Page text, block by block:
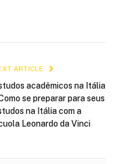
ARTICLE
acadêmicos na Itália
se preparar para seus
na Itália com a
Leonardo da Vinci